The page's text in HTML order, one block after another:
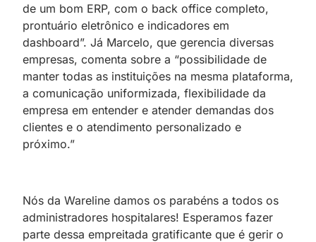
de um bom ERP, com o back office completo,
prontuário eletrônico e indicadores em
dashboard”. Já Marcelo, que gerencia diversas
empresas, comenta sobre a “possibilidade de
manter todas as instituições na mesma plataforma,
a comunicação uniformizada, flexibilidade da
empresa em entender e atender demandas dos
clientes e o atendimento personalizado e
próximo.”
Nós da Wareline damos os parabéns a todos os
administradores hospitalares! Esperamos fazer
parte dessa empreitada gratificante que é gerir o